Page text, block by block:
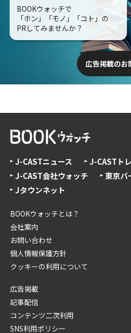
BOOKウォッチで
「ホン」「モノ」「コト」の
PRしてみませんか？
広告掲載のお
J-CASTニュース
J-CASTト
J-CAST会社ウォッチ
東京バ
Jタウンネット
BOOKウォッチとは？
会社案内
お問い合わせ
個人情報保護方針
クッキーの利用について
広告掲載
記事配信
コンテンツ二次利用
SNS利用ポリシー